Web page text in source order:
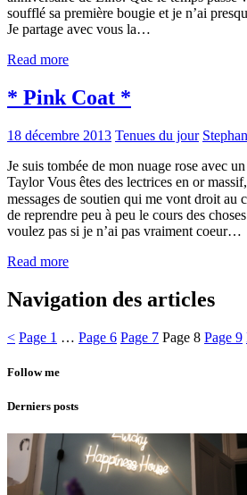
soufflé sa première bougie et je n’ai
Je partage avec vous la…
Read more
* Pink Coat *
18 décembre 2013 Tenues du jour
Je suis tombée de mon nuage rose avec
Taylor Vous êtes des lectrices en or
messages de soutien qui me vont droit au
de reprendre peu à peu le cours des
voulez pas si je n’ai pas vraiment coeur…
Read more
Navigation des articles
< Page 1 … Page 6 Page 7 Page 8 Page 9
Follow me
Derniers posts